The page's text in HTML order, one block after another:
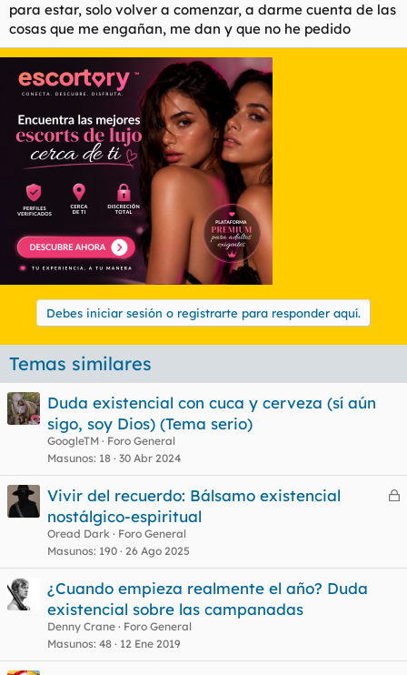
para estar, solo volver a comenzar, a darme cuenta de las
cosas que me engañan, me dan y que no he pedido
Debes iniciar sesión o registrarte para responder aquí.
Temas similares
Duda existencial con cuca y cerveza (sí aún
sigo, soy Dios) (Tema serio)
GoogleTM
Foro General
Masunos 18 30 Abr 2024
C
a
Vivir del recuerdo: Bálsamo existencial
nostálgico-espiritual
Oread Dark
Foro General
Masunos 190 26 Ago 2025
¿Cuando empieza realmente el año? Duda
existencial sobre las campanadas
Denny Crane
Foro General
Masunos 48 12 Ene 2019